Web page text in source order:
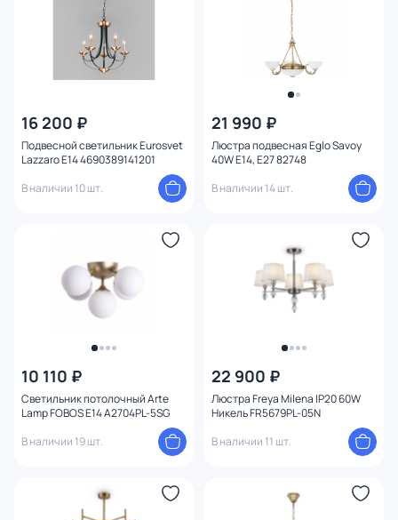
16 200 ₽
Подвесной светильник Eurosvet
Lazzaro E14 4690389141201
В наличии 10 шт.
21 990 ₽
Люстра подвесная Eglo Savoy
40W E14, E27 82748
В наличии 14 шт.
10 110 ₽
Светильник потолочный Arte
Lamp FOBOS E14 A2704PL-5SG
В наличии 19 шт.
22 900 ₽
Люстра Freya Milena IP20 60W
Никель FR5679PL-05N
В наличии 11 шт.